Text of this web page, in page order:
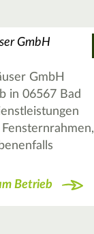
GmbH
GmbH
in 06567 Bad
Betrieb